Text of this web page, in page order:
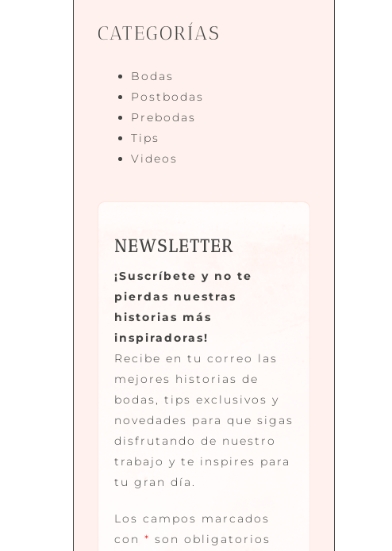
CATEGORÍAS
Bodas
Postbodas
Prebodas
Tips
Videos
NEWSLETTER
¡Suscríbete y no te
pierdas nuestras
historias más
inspiradoras!
Recibe en tu correo las
mejores historias de
bodas, tips exclusivos y
novedades para que sigas
disfrutando de nuestro
trabajo y te inspires para
tu gran día.
Los campos marcados
con * son obligatorios